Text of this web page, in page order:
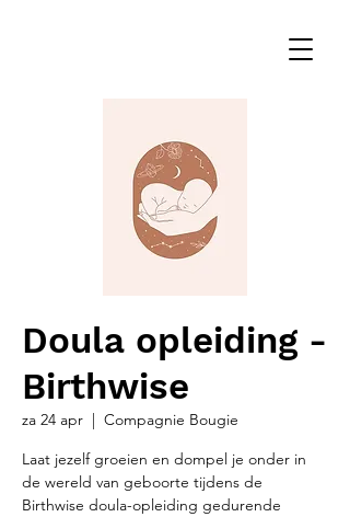
Doula opleiding -
Birthwise
za 24 apr
  |
Compagnie Bougie
Laat jezelf groeien en dompel je onder in
de wereld van geboorte tijdens de
Birthwise doula-opleiding gedurende